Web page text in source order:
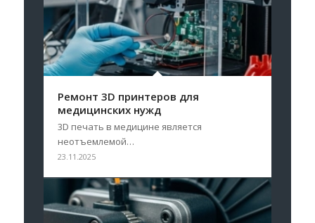
Ремонт 3D принтеров для
медицинских нужд
3D печать в медицине является
неотъемлемой…
23.11.2025